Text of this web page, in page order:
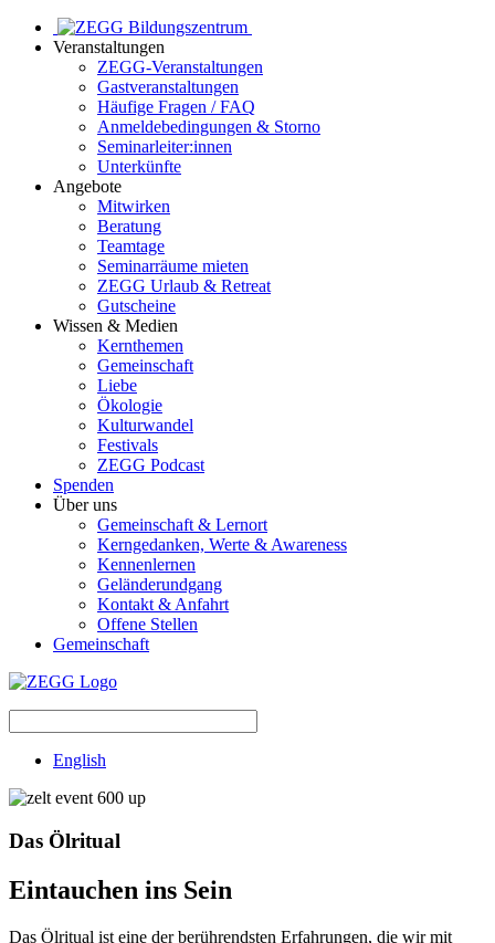
Veranstaltungen
ZEGG-Veranstaltungen
Gastveranstaltungen
Häufige Fragen / FAQ
Anmeldebedingungen & Storno
Seminarleiter:innen
Unterkünfte
Angebote
Mitwirken
Beratung
Teamtage
Seminarräume mieten
ZEGG Urlaub & Retreat
Gutscheine
Wissen & Medien
Kernthemen
Gemeinschaft
Liebe
Ökologie
Kulturwandel
Festivals
ZEGG Podcast
Spenden
Über uns
Gemeinschaft & Lernort
Kerngedanken, Werte & Awareness
Kennenlernen
Geländerundgang
Kontakt & Anfahrt
Offene Stellen
Gemeinschaft
English
Das Ölritual
Eintauchen ins Sein
Das Ölritual ist eine der berührendsten Erfahrungen, die wir mit